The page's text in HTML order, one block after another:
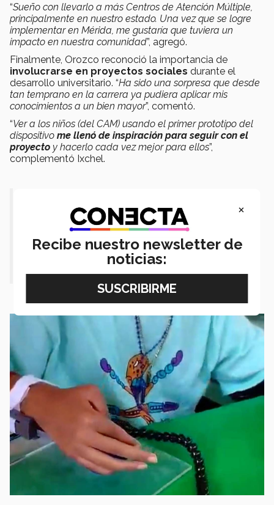
“Sueño con llevarlo a más Centros de Atención Múltiple,
principalmente en nuestro estado. Una vez que se logre
implementar en Mérida, me gustaría que tuviera un
impacto en nuestra comunidad”, agregó.
Finalmente, Orozco reconoció la importancia de
involucrarse en proyectos sociales durante el
desarrollo universitario. “Ha sido una sorpresa que desde
tan temprano en la carrera ya pudiera aplicar mis
conocimientos a un bien mayor”, comentó.
“Ver a los niños (del CAM) usando el primer prototipo del
dispositivo me llenó de inspiración para seguir con el
proyecto y hacerlo cada vez mejor para ellos”,
complementó Ixchel.
Ver a los niños (del CAM) usando el
primer prototipo del dispositivo me
llenó de inspiración".- Ixchel
×
Recibe nuestro newsletter de
noticias: